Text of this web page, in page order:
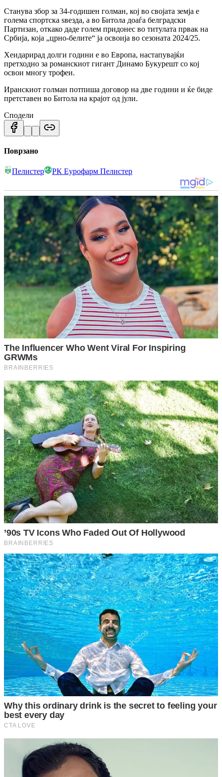
Станува збор за 34-годишен голман, кој во својата земја е
голема спортска ѕвезда, а во Битола доаѓа белградски
Партизан, откако даде голем придонес во титулата првак на
Србија, која „црно-белите“ ја освоија во сезоната 2024/25.
Хеидарирад долги години е во Европа, настапувајќи
претходно за романскиот гигант Динамо Букурешт со кој
освои многу трофеи.
Иранскиот голман потпиша договор на две години и ќе биде
претставен во Битола на крајот од јули.
Сподели
Поврзано
Пелистер РК Еурофарм Пелистер